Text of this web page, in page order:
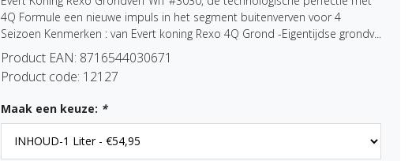
4Q Formule een nieuwe impuls in het segment buitenverven voor 4
Seizoen Kenmerken : van Evert koning Rexo 4Q Grond -Eigentijdse grondv...
Product EAN: 8716544030671
Product code: 12127
Maak een keuze: *